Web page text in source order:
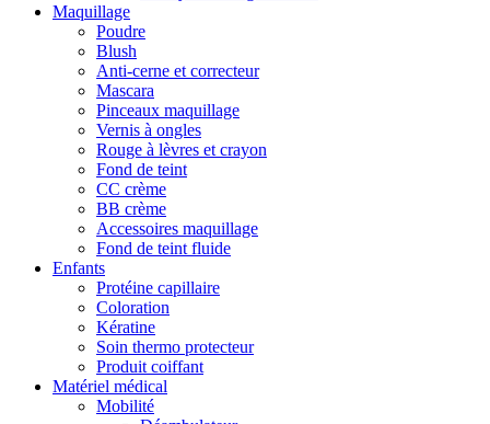
Maquillage
Poudre
Blush
Anti-cerne et correcteur
Mascara
Pinceaux maquillage
Vernis à ongles
Rouge à lèvres et crayon
Fond de teint
CC crème
BB crème
Accessoires maquillage
Fond de teint fluide
Enfants
Protéine capillaire
Coloration
Kératine
Soin thermo protecteur
Produit coiffant
Matériel médical
Mobilité